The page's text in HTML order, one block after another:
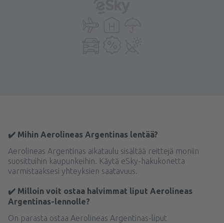
✔️ Mihin Aerolineas Argentinas lentää?
Aerolineas Argentinas aikataulu sisältää reittejä moniin
suosittuihin kaupunkeihin. Käytä eSky-hakukonetta
varmistaaksesi yhteyksien saatavuus.
✔️ Milloin voit ostaa halvimmat liput Aerolineas
Argentinas-lennolle?
On parasta ostaa Aerolineas Argentinas-liput